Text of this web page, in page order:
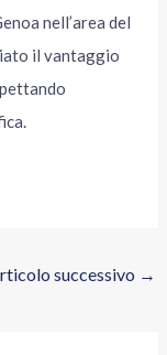
nell’area del
il vantaggio
successivo →